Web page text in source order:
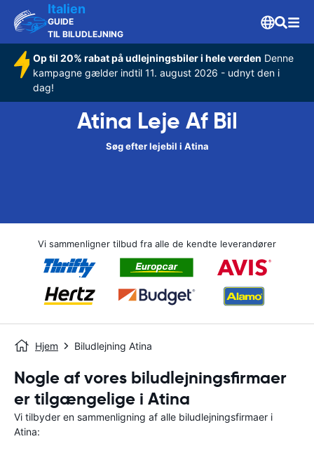
Italien
GUIDE
TIL BILUDLEJNING
Op til 20% rabat på udlejningsbiler i hele verden Denne
kampagne gælder indtil 11. august 2026 - udnyt den i
dag!
Atina Leje Af Bil
Søg efter lejebil i Atina
Vi sammenligner tilbud fra alle de kendte leverandører
Hjem Biludlejning Atina
Nogle af vores biludlejningsfirmaer
er tilgængelige i Atina
Vi tilbyder en sammenligning af alle biludlejningsfirmaer i
Atina: